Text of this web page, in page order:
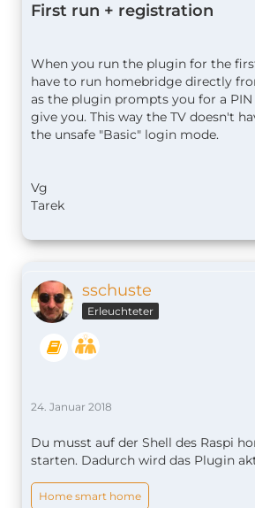
First run + registration
When you run the plugin for the
have to run homebridge directly
as the plugin prompts you for a
give you. This way the TV doesn't
the unsafe "Basic" login mode.
Vg
Tarek
sschuste
Erleuchteter
24. Januar 2018
Du musst auf der Shell des Raspi
starten. Dadurch wird das Plugin
Home smart home